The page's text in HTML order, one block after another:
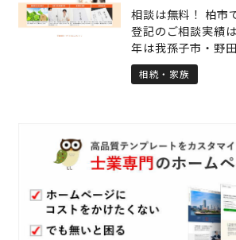
葉市緑区おゆみ野
分のところに事務
相談は無料！ 柏市
登記のご相談実績
年は我孫子市・野
隣からのご依頼も
に信頼されてきま
け、ご依頼後も進
します。 ご両親か
幅広くご利用いた
介でお越しいただ
の方でも安心して
身近で頼れる司法
相続・家族